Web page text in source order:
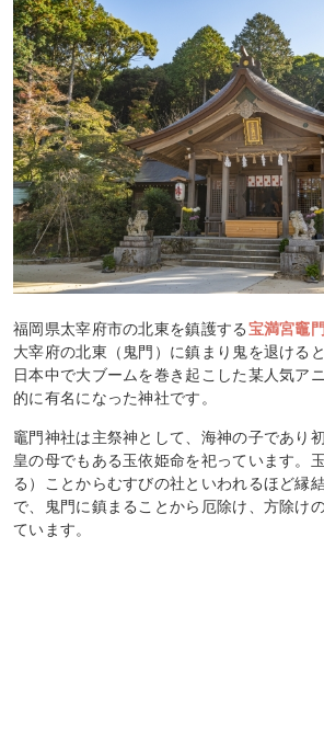
福岡県太宰府市の北東を鎮護する宝満宮竈
大宰府の北東（鬼門）に鎮まり鬼を退ける
日本中で大ブームを巻き起こした某人気ア
的に有名になった神社です。
竈門神社は主祭神として、海神の子であり
皇の母でもある玉依姫命を祀っています。
る）ことからむすびの社といわれるほど縁
で、鬼門に鎮まることから厄除け、方除け
ています。